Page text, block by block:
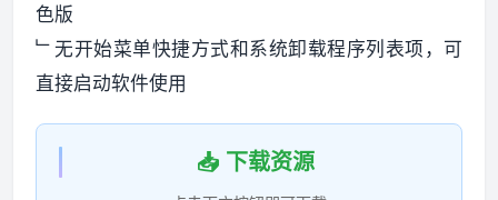
色版
﹂无开始菜单快捷方式和系统卸载程序列表项，可
直接启动软件使用
📥 下载资源